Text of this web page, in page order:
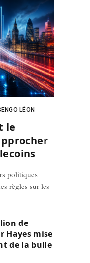
LÉON
le
politiques
règles sur les
de
Hayes mise
de la bulle